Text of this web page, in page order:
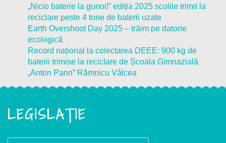
„Nicio baterie la gunoi!” ediția 2025 scolile trimit la
reciclare peste 4 tone de baterii uzate
Earth Overshoot Day 2025 – trăim pe datorie
ecologică
Record național la colectarea DEEE: 900 kg de
baterii trimise la reciclare de Școala Gimnazială
„Anton Pann” Râmnicu Vâlcea
LEGISLAȚIE